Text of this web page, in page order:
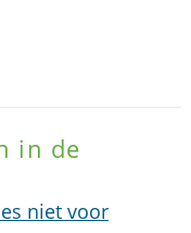
in de
niet voor